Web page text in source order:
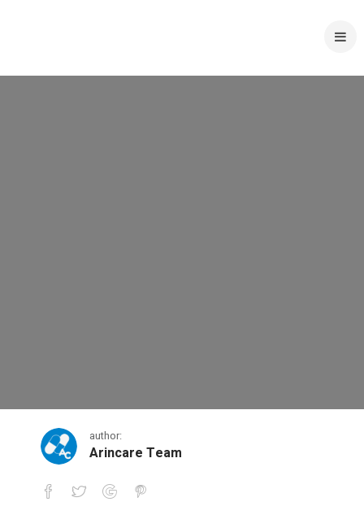
แก้ไข – 5
author:
Arincare Team